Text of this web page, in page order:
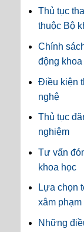
Thủ tục
thuộc Bộ
Chính
động
Điều kiện
nghệ
Thủ tục
nghiệm
Tư vấn
khoa học
Lựa chọn
xâm
Những